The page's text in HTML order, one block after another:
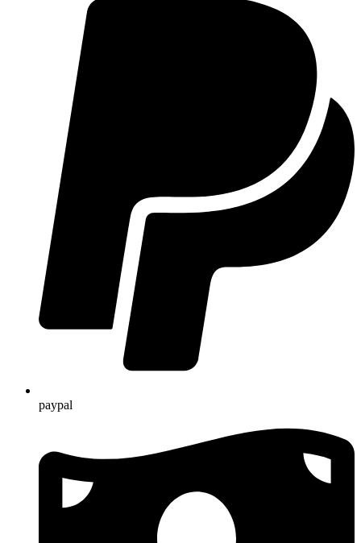
paypal